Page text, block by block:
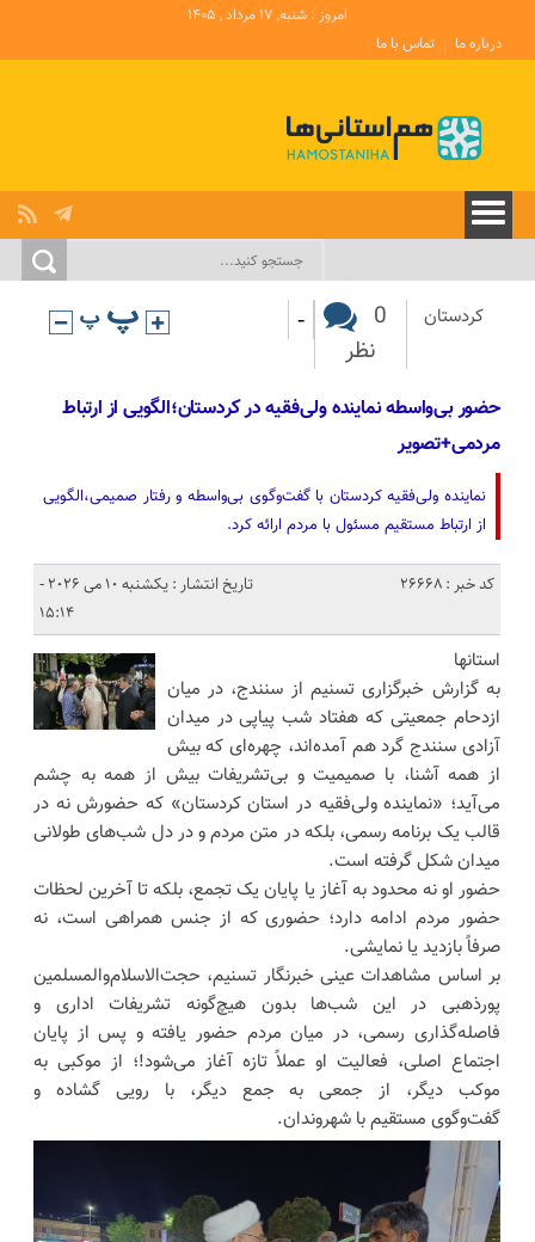
امروز : شنبه, ۱۷ مرداد , ۱۴۰۵
درباره ما
تماس با ما
کردستان
0
نظر
-
حضور بی‌واسطه نماینده ولی‌فقیه در کردستان؛الگویی از ارتباط
مردمی+تصویر
نماینده ولی‌فقیه کردستان با گفت‌وگوی بی‌واسطه و رفتار صمیمی،الگویی
از ارتباط مستقیم مسئول با مردم ارائه کرد.
کد خبر : 26668
تاریخ انتشار : یکشنبه 10 می 2026 -
15:14
استانها
به گزارش خبرگزاری تسنیم از سنندج، در میان
ازدحام جمعیتی که هفتاد شب پیاپی در میدان
آزادی سنندج گرد هم آمده‌اند، چهره‌ای که بیش
از همه آشنا، با صمیمیت و بی‌تشریفات بیش از همه به چشم
می‌آید؛ «نماینده ولی‌فقیه در استان کردستان» که حضورش نه در
قالب یک برنامه رسمی، بلکه در متن مردم و در دل شب‌های طولانی
میدان شکل گرفته است.
حضور او نه محدود به آغاز یا پایان یک تجمع، بلکه تا آخرین لحظات
حضور مردم ادامه دارد؛ حضوری که از جنس همراهی است، نه
صرفاً بازدید یا نمایشی.
بر اساس مشاهدات عینی خبرنگار تسنیم، حجت‌الاسلا‌م‌والمسلمین
پورذهبی در این شب‌ها بدون هیچ‌گونه تشریفات اداری و
فاصله‌گذاری رسمی، در میان مردم حضور یافته و پس از پایان
اجتماع اصلی، فعالیت او عملاً تازه آغاز می‌شود!؛ از موکبی به
موکب دیگر، از جمعی به جمع دیگر، با رویی گشاده و
گفت‌وگوی مستقیم با شهروندان.